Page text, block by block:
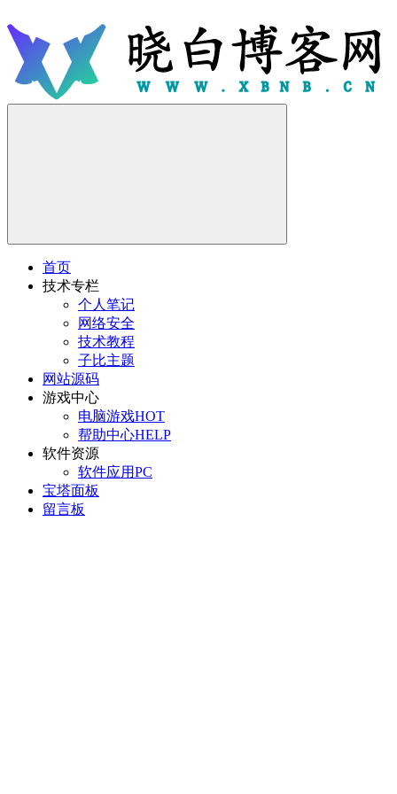
首页
技术专栏
个人笔记
网络安全
技术教程
子比主题
网站源码
游戏中心
电脑游戏HOT
帮助中心HELP
软件资源
软件应用PC
宝塔面板
留言板